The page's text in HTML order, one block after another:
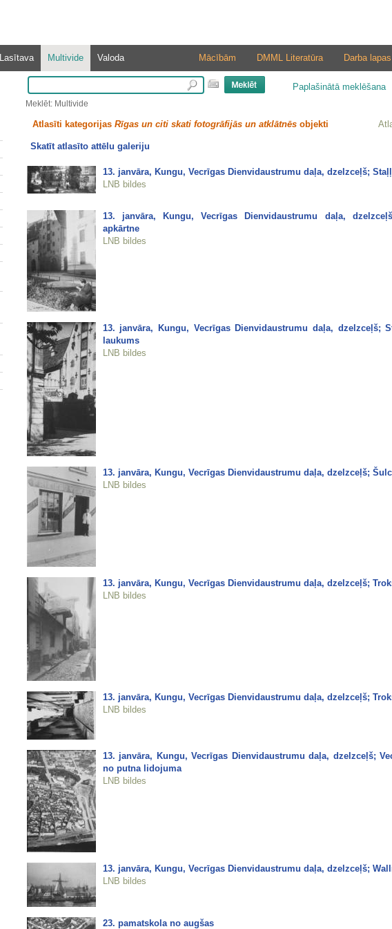
Lasītava Multivide Valoda Darba lapas
DMML Literatūra
Mācībām
Paplašinātā meklēšana
Meklēt: Multivide
Atlasīti kategorijas Rīgas un citi skati fotogrāfijās un atklātnēsobjekti
Skatīt atlasīto attēlu galeriju
13. janvāra, Kungu, Vecrīgas Dienvidaustrumu daļa, dzelzceļš;
LNB bildes
13. janvāra, Kungu, Vecrīgas Dienvidaustrumu daļa,
apkārtne
LNB bildes
13. janvāra, Kungu, Vecrīgas Dienvidaustrumu daļa, dzelzceļš;
laukums
LNB bildes
13. janvāra, Kungu, Vecrīgas Dienvidaustrumu daļa, dzelzceļš;
LNB bildes
13. janvāra, Kungu, Vecrīgas Dienvidaustrumu daļa, dzelzceļš;
LNB bildes
13. janvāra, Kungu, Vecrīgas Dienvidaustrumu daļa, dzelzceļš;
LNB bildes
13. janvāra, Kungu, Vecrīgas Dienvidaustrumu daļa, dzelzceļš;
no putna lidojuma
LNB bildes
13. janvāra, Kungu, Vecrīgas Dienvidaustrumu daļa, dzelzceļš;
LNB bildes
23. pamatskola no augšas